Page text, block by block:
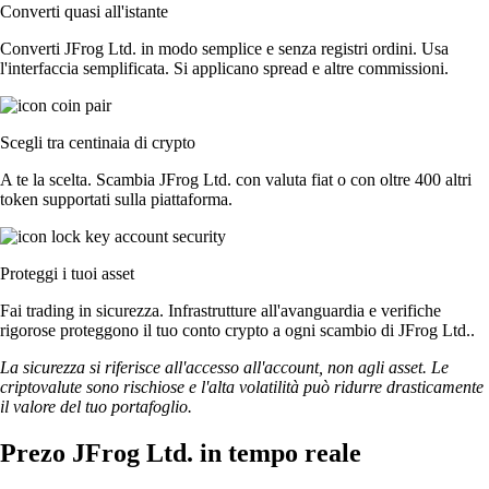
Converti quasi all'istante
Converti JFrog Ltd. in modo semplice e senza registri ordini. Usa
l'interfaccia semplificata. Si applicano spread e altre commissioni.
Scegli tra centinaia di crypto
A te la scelta. Scambia JFrog Ltd. con valuta fiat o con oltre 400 altri
token supportati sulla piattaforma.
Proteggi i tuoi asset
Fai trading in sicurezza. Infrastrutture all'avanguardia e verifiche
rigorose proteggono il tuo conto crypto a ogni scambio di JFrog Ltd..
La sicurezza si riferisce all'accesso all'account, non agli asset. Le
criptovalute sono rischiose e l'alta volatilità può ridurre drasticamente
il valore del tuo portafoglio.
Prezo JFrog Ltd. in tempo reale